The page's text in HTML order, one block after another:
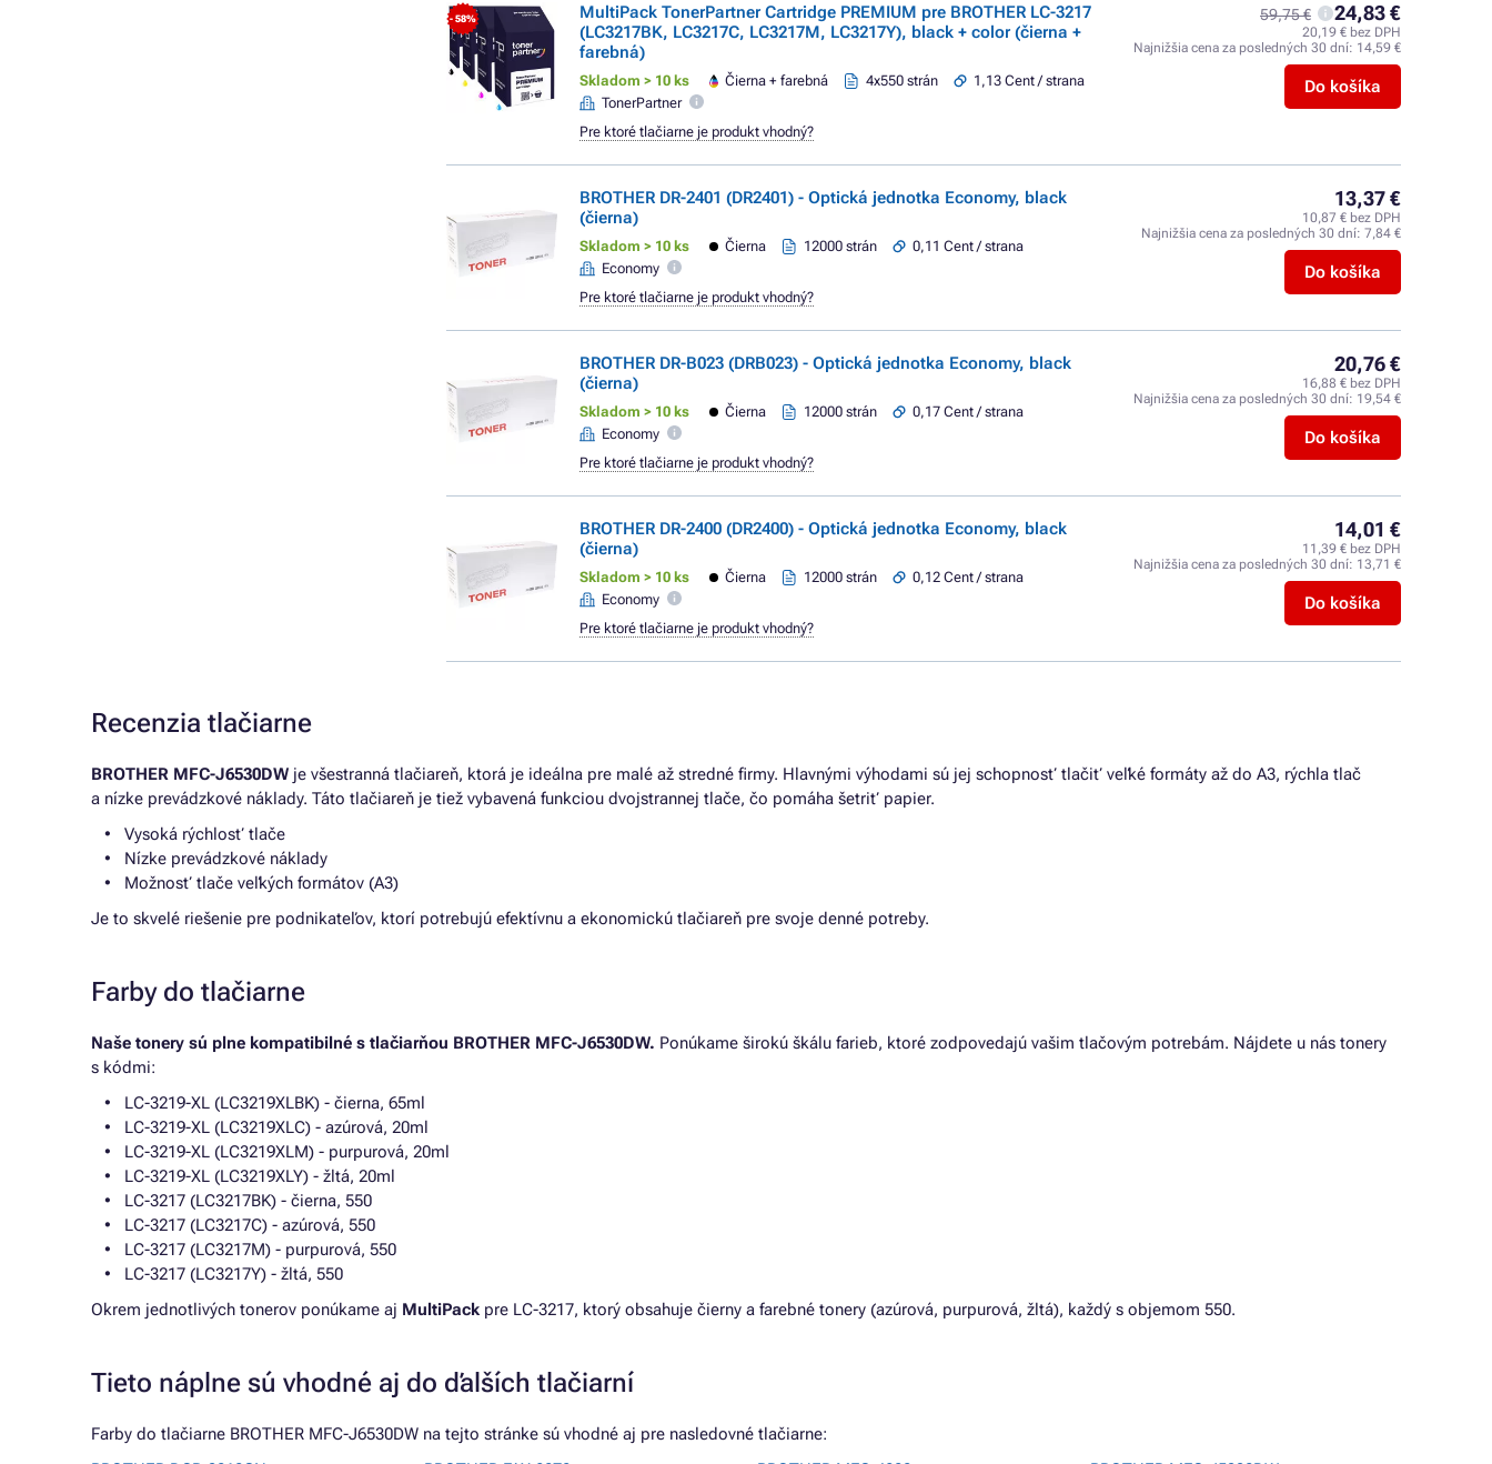
- 58%
MultiPack TonerPartner Cartridge PREMIUM pre BROTHER LC-3217
(LC3217BK, LC3217C, LC3217M, LC3217Y), black + color (čierna +
farebná)
Skladom > 10 ks Čierna + farebná 4x550 strán
1,13 Cent / strana
TonerPartner
59,75 € 24,83 €
20,19 € bez DPH
Najnižšia cena za posledných 30 dní: 14,59 €
Do košíka
Pre ktoré tlačiarne je produkt vhodný?
BROTHER DR-2401 (DR2401) - Optická jednotka Economy, black
(čierna)
Skladom > 10 ks Čierna 12000 strán
0,11 Cent / strana
Economy
13,37 €
10,87 € bez DPH
Najnižšia cena za posledných 30 dní: 7,84 €
Do košíka
Pre ktoré tlačiarne je produkt vhodný?
BROTHER DR-B023 (DRB023) - Optická jednotka Economy, black
(čierna)
Skladom > 10 ks Čierna 12000 strán
0,17 Cent / strana
Economy
20,76 €
16,88 € bez DPH
Najnižšia cena za posledných 30 dní: 19,54 €
Do košíka
Pre ktoré tlačiarne je produkt vhodný?
BROTHER DR-2400 (DR2400) - Optická jednotka Economy, black
(čierna)
Skladom > 10 ks Čierna 12000 strán
0,12 Cent / strana
Economy
14,01 €
11,39 € bez DPH
Najnižšia cena za posledných 30 dní: 13,71 €
Do košíka
Pre ktoré tlačiarne je produkt vhodný?
Recenzia tlačiarne
BROTHER MFC-J6530DW je všestranná tlačiareň, ktorá je ideálna pre malé až stredné firmy. Hlavnými výhodami sú jej schopnosť tlačiť veľké formáty až do A3, rýchla tlač
a nízke prevádzkové náklady. Táto tlačiareň je tiež vybavená funkciou dvojstrannej tlače, čo pomáha šetriť papier.
Vysoká rýchlosť tlače
Nízke prevádzkové náklady
Možnosť tlače veľkých formátov (A3)
Je to skvelé riešenie pre podnikateľov, ktorí potrebujú efektívnu a ekonomickú tlačiareň pre svoje denné potreby.
Farby do tlačiarne
Naše tonery sú plne kompatibilné s tlačiarňou BROTHER MFC-J6530DW. Ponúkame širokú škálu farieb, ktoré zodpovedajú vašim tlačovým potrebám. Nájdete u nás tonery
s kódmi:
LC-3219-XL (LC3219XLBK) - čierna, 65ml
LC-3219-XL (LC3219XLC) - azúrová, 20ml
LC-3219-XL (LC3219XLM) - purpurová, 20ml
LC-3219-XL (LC3219XLY) - žltá, 20ml
LC-3217 (LC3217BK) - čierna, 550
LC-3217 (LC3217C) - azúrová, 550
LC-3217 (LC3217M) - purpurová, 550
LC-3217 (LC3217Y) - žltá, 550
Okrem jednotlivých tonerov ponúkame aj MultiPack pre LC-3217, ktorý obsahuje čierny a farebné tonery (azúrová, purpurová, žltá), každý s objemom 550.
Tieto náplne sú vhodné aj do ďalších tlačiarní
Farby do tlačiarne BROTHER MFC-J6530DW na tejto stránke sú vhodné aj pre nasledovné tlačiarne: